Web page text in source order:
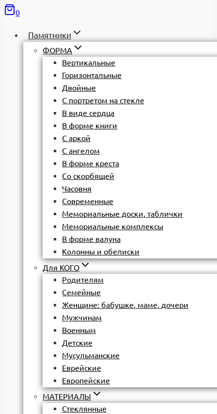
0
Памятники
ФОРМА
Вертикальные
Горизонтальные
Двойные
С портретом на стекле
В виде сердца
В форме книги
С аркой
С ангелом
В форме креста
Со скорбящей
Часовня
Современные
Мемориальные доски, таблички
Мемориальные комплексы
В форме валуна
Колонны и обелиски
Для КОГО
Родителям
Семейные
Женщине: бабушке, маме, дочери
Мужчинам
Военным
Детские
Мусульманские
Еврейские
Европейские
МАТЕРИАЛЫ
Стеклянные